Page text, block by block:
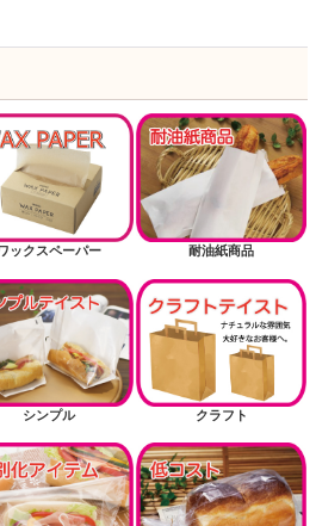
ックスペーパー 耐油紙商品
シンプル クラフト